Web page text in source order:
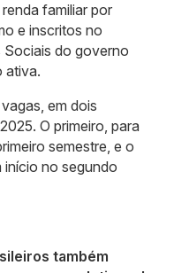
familiar por
e inscritos no
Sociais do governo
ativa.
em dois
O primeiro, para
semestre, e o
início no segundo
também